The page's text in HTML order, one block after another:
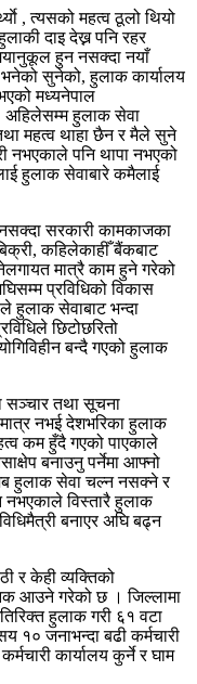
, त्यसको महत्व ठूलो थियो
दाइ देख्न पनि रहर
हुन नसक्दा नयाँ
सुनेको, हुलाक कार्यालय
मध्यनेपाल
अहिलेसम्म हुलाक सेवा
महत्व थाहा छैन र मैले सुने
नभएकाले पनि थापा नभएको
हुलाक सेवाबारे कमैलाई
सरकारी कामकाजका
कहिलेकाहीँ बैंकबाट
मात्रै काम हुने गरेको
प्रविधिको विकास
हुलाक सेवाबाट भन्दा
छिटोछरितो
बन्दै गएको हुलाक
सञ्चार तथा सूचना
नभई देशभरिका हुलाक
कम हुँदै गएको पाएकाले
बनाउनु पर्नेमा आफ्नो
हुलाक सेवा चल्न नसक्ने र
नभएकाले विस्तारै हुलाक
बनाएर अघि बढ्न
र केही व्यक्तिको
आउने गरेको छ । जिल्लामा
हुलाक गरी ६१ वटा
१० जनाभन्दा बढी कर्मचारी
कार्यालय कुर्ने र घाम